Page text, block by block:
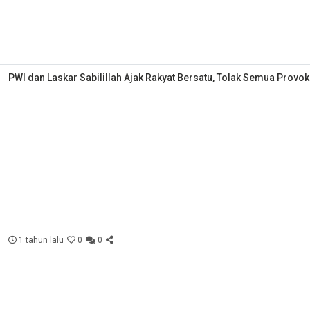
PWI dan Laskar Sabilillah Ajak Rakyat Bersatu, Tolak Semua
1 tahun lalu 0 0